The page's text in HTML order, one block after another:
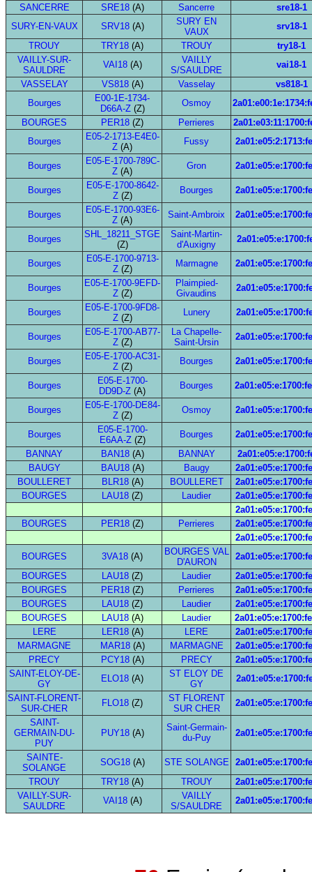
SANCERRE
SRE18(A) Sancerre
sre18-1
SURY-EN-VAUX
SRV18(A)
SURY EN
VAUX
srv18-1
TROUY
TRY18 (A) TROUY
try18-1
VAILLY-SUR-
SAULDRE
VAI18(A)
VAILLY
S/SAULDRE
vai18-1
VASSELAY
VS818(A) Vasselay
vs818-1
Bourges
E00-1E-1734-
D66A-Z(Z)
Osmoy
BOURGES
PER18 (Z) Perrieres
Bourges
E05-2-1713-E4E0-
Z (A)
Fussy
Bourges
E05-E-1700-789C-
Z (A)
Gron
Bourges
E05-E-1700-8642-
Z(Z)
Bourges
Bourges
E05-E-1700-93E6-
Z (A)
Saint-Ambroix
Bourges
SHL_18211_STGE
(Z)
Saint-Martin-
d'Auxigny
Bourges
E05-E-1700-9713-
Z(Z)
Marmagne
Bourges
E05-E-1700-9EFD-
Z(Z)
Plaimpied-
Givaudins
Bourges
E05-E-1700-9FD8-
Z(Z)
Lunery
Bourges
E05-E-1700-AB77-
Z(Z)
La Chapelle-
Saint-Ursin
Bourges
E05-E-1700-AC31-
Z(Z)
Bourges
Bourges
E05-E-1700-
DD9D-Z (A)
Bourges
Bourges
E05-E-1700-DE84-
Z(Z)
Osmoy
Bourges
E05-E-1700-
E6AA-Z(Z)
Bourges
BANNAY
BAN18(A) BANNAY
BAUGY
BAU18(A) Baugy
BOULLERET
BLR18(A) BOULLERET
BOURGES
LAU18 (Z) Laudier
BOURGES
PER18 (Z) Perrieres
BOURGES
3VA18 (A)
BOURGES VAL
D'AURON
BOURGES
LAU18 (Z) Laudier
BOURGES
PER18 (Z) Perrieres
BOURGES
LAU18 (Z) Laudier
BOURGES
LAU18(A) Laudier
LERE
LER18(A) LERE
MARMAGNE
MAR18(A) MARMAGNE
PRECY
PCY18(A) PRECY
SAINT-ELOY-DE-
GY
ELO18 (A)
ST ELOY DE
GY
SAINT-FLORENT-
SUR-CHER
FLO18 (Z)
ST FLORENT
SUR CHER
SAINT-
GERMAIN-DU-
PUY
PUY18(A)
Saint-Germain-
du-Puy
SAINTE-
SOLANGE
SOG18(A) STE SOLANGE
TROUY
TRY18 (A) TROUY
VAILLY-SUR-
SAULDRE
VAI18(A)
VAILLY
S/SAULDRE